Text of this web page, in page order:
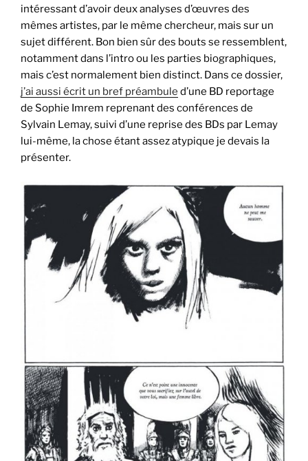
intéressant d’avoir deux analyses d’œuvres des
mêmes artistes, par le même chercheur, mais sur un
sujet différent. Bon bien sûr des bouts se ressemblent,
notamment dans l’intro ou les parties biographiques,
mais c’est normalement bien distinct. Dans ce dossier,
j’ai aussi écrit un bref préambule d’une BD reportage
de Sophie Imrem reprenant des conférences de
Sylvain Lemay, suivi d’une reprise des BDs par Lemay
lui-même, la chose étant assez atypique je devais la
présenter.